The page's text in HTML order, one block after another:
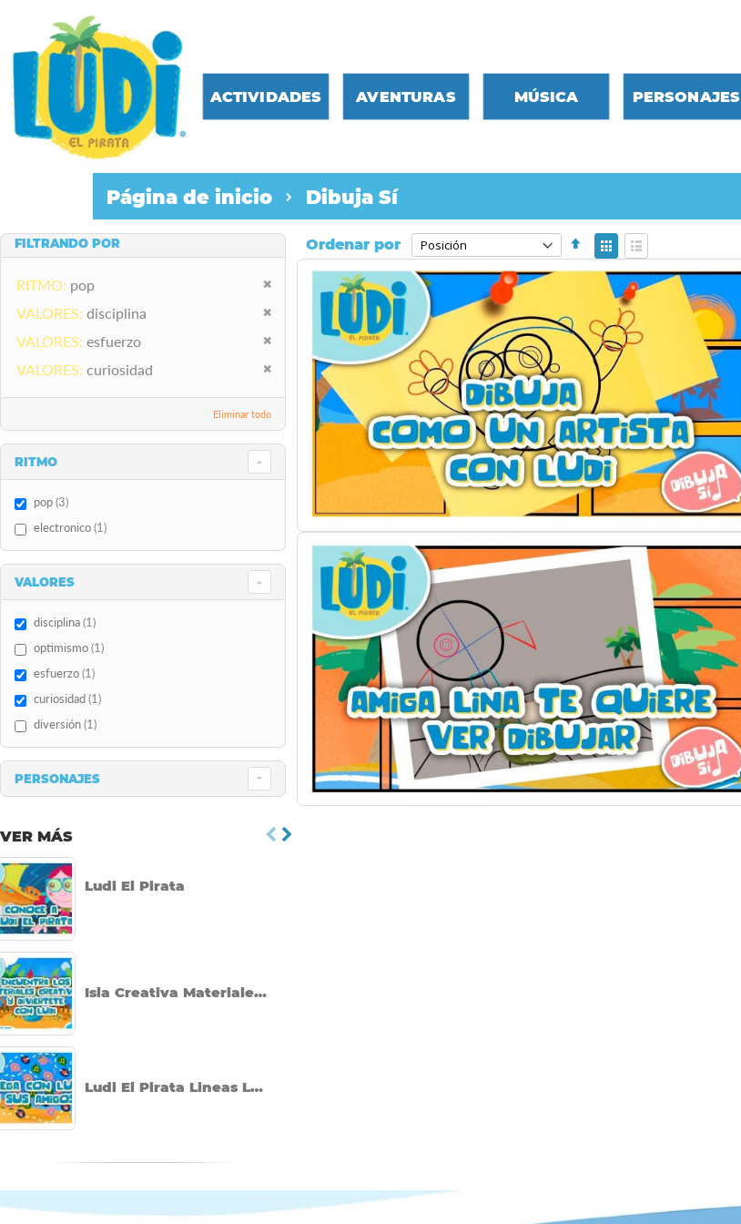
ACTIVIDADES AVENTURAS MÚSICA PERSONAJES
Página de inicio Dibuja Sí
Ordenar por
Fijar
Dirección
Descendente
Ver
como
Parrilla
Lista
RITMO pop
Quitar este producto
VALORES disciplina
Quitar este producto
VALORES esfuerzo
Quitar este producto
VALORES curiosidad Quitar este producto
Eliminar todo
RITMO
pop 3items
electronico 1item
VALORES
disciplina 1item
optimismo 1item
esfuerzo 1item
curiosidad 1item
diversión 1item
PERSONAJES
VER MÁS
Ludi El Pirata
Isla Creativa Materiales Creativos
Ludi El Pirata Lineas Locas